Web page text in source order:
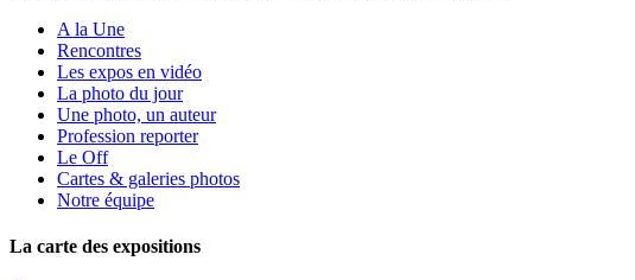
A la Une
Rencontres
Les expos en vidéo
La photo du jour
Une photo, un auteur
Profession reporter
Le Off
Cartes & galeries photos
Notre équipe
La carte des expositions